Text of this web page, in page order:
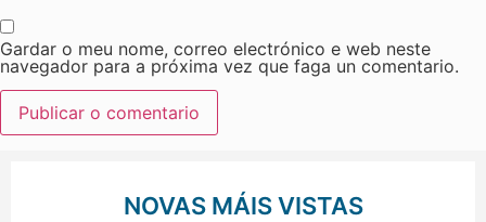
Gardar o meu nome, correo electrónico e web neste
navegador para a próxima vez que faga un comentario.
NOVAS MÁIS VISTAS